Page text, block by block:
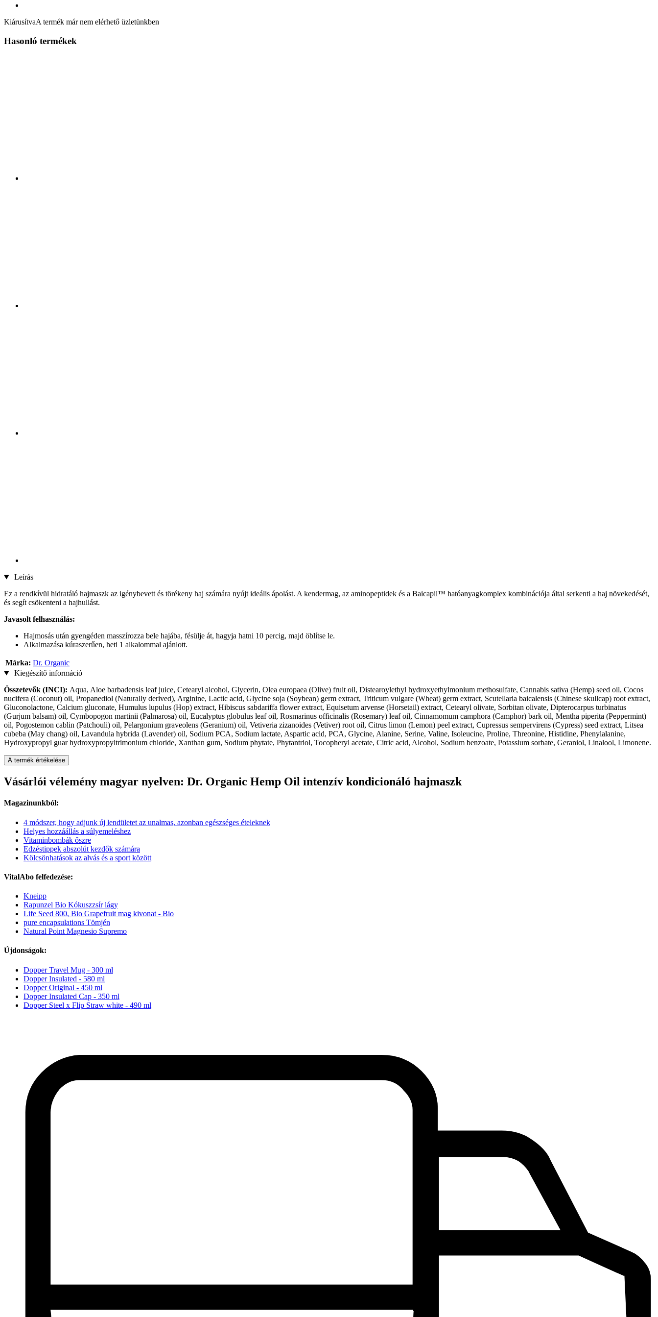
KiárusítvaA termék már nem elérhető üzletünkben
Hasonló termékek
Leírás
Ez a rendkívül hidratáló hajmaszk az igénybevett és törékeny haj számára nyújt ideális ápolást. A kendermag, az aminopeptidek és a Baicapil™ hatóanyagkomplex kombinációja által serkenti a haj növekedését,
és segít csökenteni a hajhullást.
Javasolt felhasználás:
Hajmosás után gyengéden masszírozza bele hajába, fésülje át, hagyja hatni 10 percig, majd öblítse le.
Alkalmazása kúraszerűen, heti 1 alkalommal ajánlott.
Márka: Dr. Organic
Kiegészítő információ
Összetevők (INCI): Aqua, Aloe barbadensis leaf juice, Cetearyl alcohol, Glycerin, Olea europaea (Olive) fruit oil, Distearoylethyl hydroxyethylmonium methosulfate, Cannabis sativa (Hemp) seed oil, Cocos
nucifera (Coconut) oil, Propanediol (Naturally derived), Arginine, Lactic acid, Glycine soja (Soybean) germ extract, Triticum vulgare (Wheat) germ extract, Scutellaria baicalensis (Chinese skullcap) root extract,
Gluconolactone, Calcium gluconate, Humulus lupulus (Hop) extract, Hibiscus sabdariffa flower extract, Equisetum arvense (Horsetail) extract, Cetearyl olivate, Sorbitan olivate, Dipterocarpus turbinatus
(Gurjum balsam) oil, Cymbopogon martinii (Palmarosa) oil, Eucalyptus globulus leaf oil, Rosmarinus officinalis (Rosemary) leaf oil, Cinnamomum camphora (Camphor) bark oil, Mentha piperita (Peppermint)
oil, Pogostemon cablin (Patchouli) oil, Pelargonium graveolens (Geranium) oil, Vetiveria zizanoides (Vetiver) root oil, Citrus limon (Lemon) peel extract, Cupressus sempervirens (Cypress) seed extract, Litsea
cubeba (May chang) oil, Lavandula hybrida (Lavender) oil, Sodium PCA, Sodium lactate, Aspartic acid, PCA, Glycine, Alanine, Serine, Valine, Isoleucine, Proline, Threonine, Histidine, Phenylalanine,
Hydroxypropyl guar hydroxypropyltrimonium chloride, Xanthan gum, Sodium phytate, Phytantriol, Tocopheryl acetate, Citric acid, Alcohol, Sodium benzoate, Potassium sorbate, Geraniol, Linalool, Limonene.
A termék értékelése
Vásárlói vélemény magyar nyelven: Dr. Organic Hemp Oil intenzív kondicionáló hajmaszk
Magazinunkból:
4 módszer, hogy adjunk új lendületet az unalmas, azonban egészséges ételeknek
Helyes hozzáállás a súlyemeléshez
Vitaminbombák őszre
Edzéstippek abszolút kezdők számára
Kölcsönhatások az alvás és a sport között
VitalAbo felfedezése:
Kneipp
Rapunzel Bio Kókuszzsír lágy
Life Seed 800, Bio Grapefruit mag kivonat - Bio
pure encapsulations Tömjén
Natural Point Magnesio Supremo
Újdonságok:
Dopper Travel Mug - 300 ml
Dopper Insulated - 580 ml
Dopper Original - 450 ml
Dopper Insulated Cap - 350 ml
Dopper Steel x Flip Straw white - 490 ml